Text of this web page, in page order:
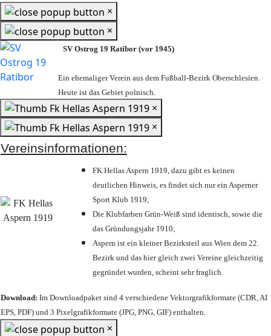
×
×
SV Ostrog 19 Ratibor (vor 1945)
Ein ehemaliger Verein aus dem Fußball-Bezirk Oberschlesien.
Heute ist das Gebiet polnisch.
×
×
Vereinsinformationen:
FK Hellas Aspern 1919, dazu gibt es keinen
deutlichen Hinweis, es findet sich nur ein Asperner
Sport Klub 1919;
Die Klubfarben Grün-Weiß sind identisch, sowie die
das Gründungsjahr 1910;
Aspern ist ein kleiner Bezirksteil aus Wien dem 22.
Bezirk und das hier gleich zwei Vereine gleichzeitig
gegründet wurden, scheint sehr fraglich.
Download: Im Downloadpaket sind 4 verschiedene Vektorgrafikformate (CDR, AI
EPS, PDF) und 3 Pixelgrafikformate (JPG, PNG, GIF) enthalten.
×